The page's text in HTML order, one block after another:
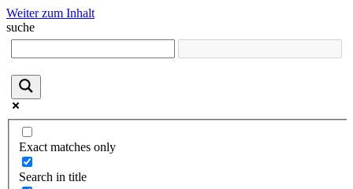
Weiter zum Inhalt
suche
Exact matches only
Search in title